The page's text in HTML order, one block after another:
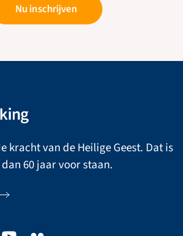
Nu inschrijven
kracht van de Heilige Geest. Dat is
60 jaar voor staan.